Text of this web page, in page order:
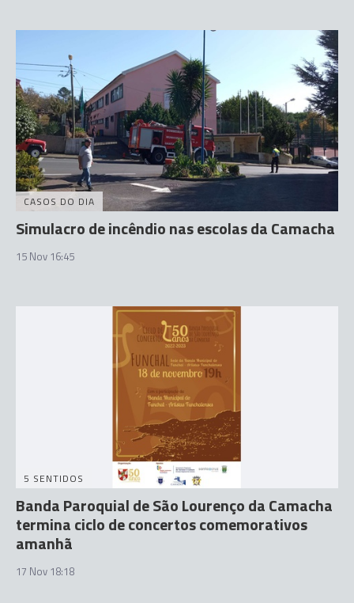
CASOS DO DIA
Simulacro de incêndio nas escolas da Camacha
15 Nov 16:45
5 SENTIDOS
Banda Paroquial de São Lourenço da Camacha
termina ciclo de concertos comemorativos
amanhã
17 Nov 18:18